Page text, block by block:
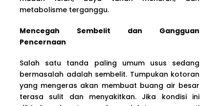
metabolisme terganggu.
Mencegah Sembelit dan Gangguan
Pencernaan
Salah satu tanda paling umum usus sedang
bermasalah adalah sembelit. Tumpukan kotoran
yang mengeras akan membuat buang air besar
terasa sulit dan menyakitkan. Jika kondisi ini